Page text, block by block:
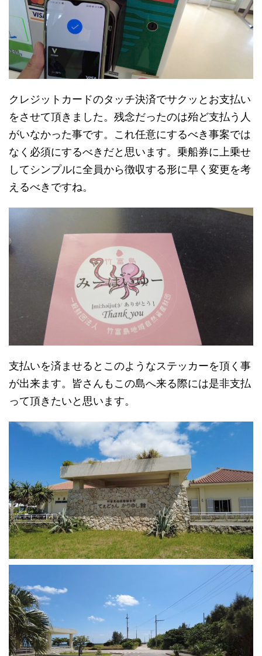
クレジットカードのタッチ決済でサクッとお支払い
をさせて頂きました。残念だったのは殆ど支払う人
がいなかった事です。これ任意にするべき事案では
なく必須にするべきだと思います。乗船券に上乗せ
してシンプルに全員から徴収する形に早く変更を考
えるべきですね。
支払いを済ませるとこのようなステッカーを頂く事
が出来ます。皆さんもこの島へ来る際には是非支払
って頂きたいと思います。